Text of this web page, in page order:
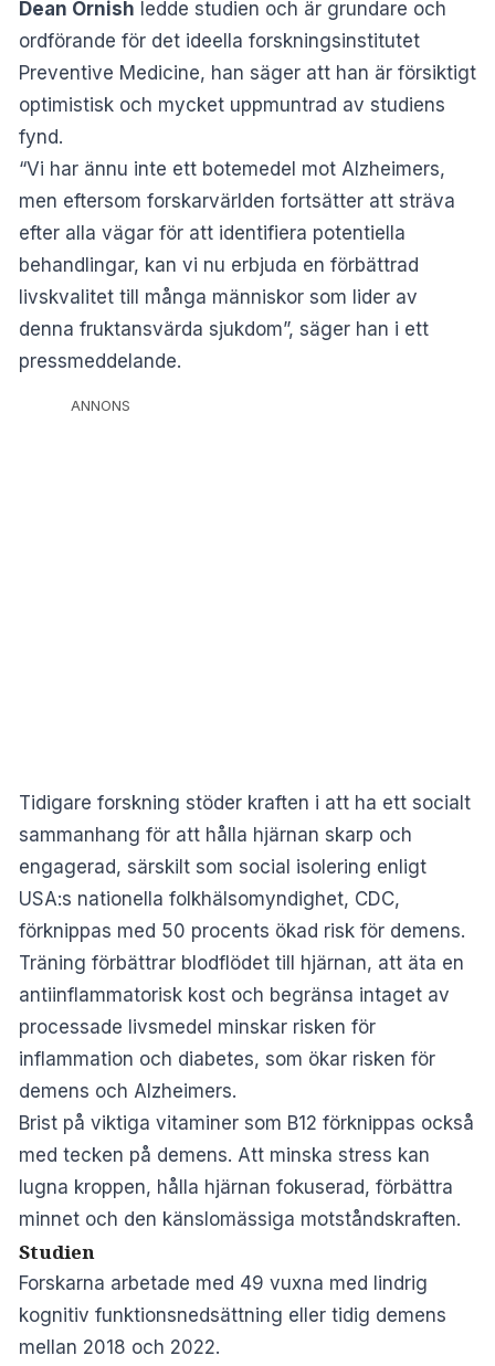
Dean Ornish ledde studien och är grundare och
ordförande för det ideella forskningsinstitutet
Preventive Medicine, han säger att han är försiktigt
optimistisk och mycket uppmuntrad av studiens
fynd.
“Vi har ännu inte ett botemedel mot Alzheimers,
men eftersom forskarvärlden fortsätter att sträva
efter alla vägar för att identifiera potentiella
behandlingar, kan vi nu erbjuda en förbättrad
livskvalitet till många människor som lider av
denna fruktansvärda sjukdom”, säger han i ett
pressmeddelande.
ANNONS
Tidigare forskning stöder kraften i att ha ett socialt
sammanhang för att hålla hjärnan skarp och
engagerad, särskilt som social isolering enligt
USA:s nationella folkhälsomyndighet, CDC,
förknippas med 50 procents ökad risk för demens.
Träning förbättrar blodflödet till hjärnan, att äta en
antiinflammatorisk kost och begränsa intaget av
processade livsmedel minskar risken för
inflammation och diabetes, som ökar risken för
demens och Alzheimers.
Brist på viktiga vitaminer som B12 förknippas också
med tecken på demens. Att minska stress kan
lugna kroppen, hålla hjärnan fokuserad, förbättra
minnet och den känslomässiga motståndskraften.
Studien
Forskarna arbetade med 49 vuxna med lindrig
kognitiv funktionsnedsättning eller tidig demens
mellan 2018 och 2022.